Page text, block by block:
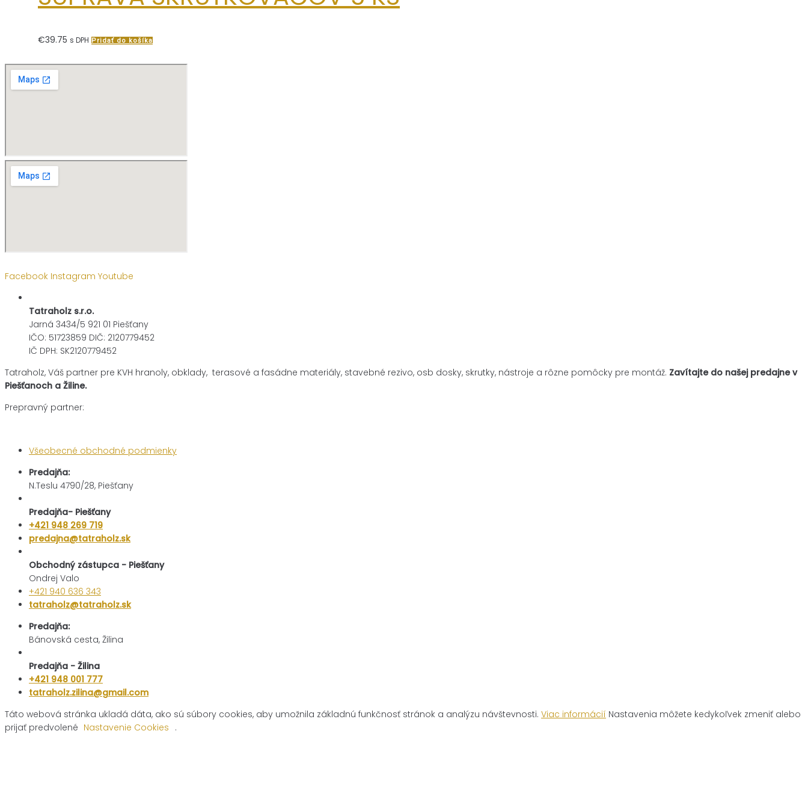
€39.75 s DPH Pridať do košíka
Facebook Instagram Youtube
Tatraholz s.r.o.
Jarná 3434/5 921 01 Piešťany
IČO: 51723859 DIČ: 2120779452
IČ DPH: SK2120779452
Tatraholz, Váš partner pre KVH hranoly, obklady, terasové a fasádne materiály, stavebné rezivo, osb dosky, skrutky, nástroje a rôzne pomôcky pre montáž. Zavítajte do našej predajne v
Piešťanoch a Žiline.
Prepravný partner:
Všeobecné obchodné podmienky
Predajňa:
N.Teslu 4790/28, Piešťany
Predajňa- Piešťany
+421 948 269 719
predajna@tatraholz.sk
Obchodný zástupca - Piešťany
Ondrej Valo
+421 940 636 343
tatraholz@tatraholz.sk
Predajňa:
Bánovská cesta, Žilina
Predajňa - Žilina
+421 948 001 777
tatraholz.zilina@gmail.com
Táto webová stránka ukladá dáta, ako sú súbory cookies, aby umožnila základnú funkčnosť stránok a analýzu návštevnosti. Viac informácií Nastavenia môžete kedykoľvek zmeniť alebo
prijať predvolené Nastavenie Cookies .